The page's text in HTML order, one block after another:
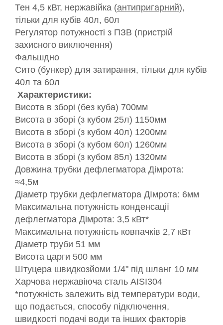
Тен 4,5 кВт, нержавійка (антипригарний),
тільки для кубів 40л, 60л
Регулятор потужності з ПЗВ (пристрій
захисного виключення)
Фальшдно
Сито (бункер) для затирання, тільки для кубів
40л та 60л
Характеристики:
Висота в зборі (без куба) 700мм
Висота в зборі (з кубом 25л) 1150мм
Висота в зборі (з кубом 40л) 1200мм
Висота в зборі (з кубом 60л) 1260мм
Висота в зборі (з кубом 85л) 1320мм
Довжина трубки дефлегматора Дімрота:
≈4,5м
Діаметр трубки дефлегматора ДІмрота: 6мм
Максимальна потужність конденсації
дефлегматора Дімрота: 3,5 кВт*
Максимальна потужність ковпачків 2,7 кВт
Діаметр труби 51 мм
Висота царги 500 мм
Штуцера швидкозйоми 1/4" під шланг 10 мм
Харчова нержавіюча сталь AISI304
*потужність залежить від температури води,
що подається, способу підключення,
швидкості подачі води та інших факторів